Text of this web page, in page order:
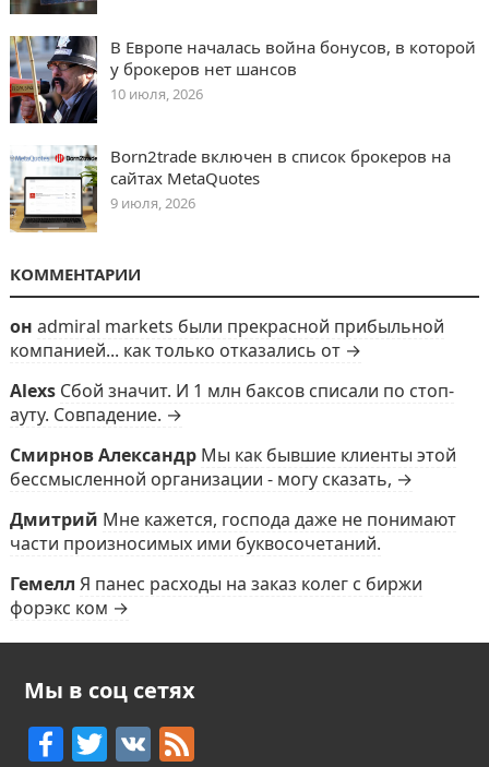
В Европе началась война бонусов, в которой
у брокеров нет шансов
10 июля, 2026
Born2trade включен в список брокеров на
сайтах MetaQuotes
9 июля, 2026
КОММЕНТАРИИ
он admiral markets были прекрасной прибыльной
компанией... как только отказались от →
Alexs Сбой значит. И 1 млн баксов списали по стоп-
ауту. Совпадение. →
Смирнов Александр Мы как бывшие клиенты этой
бессмысленной организации - могу сказать, →
Дмитрий Мне кажется, господа даже не понимают
части произносимых ими буквосочетаний.
Гемелл Я панес расходы на заказ колег с биржи
форэкс ком →
Мы в соц сетях
F T V F